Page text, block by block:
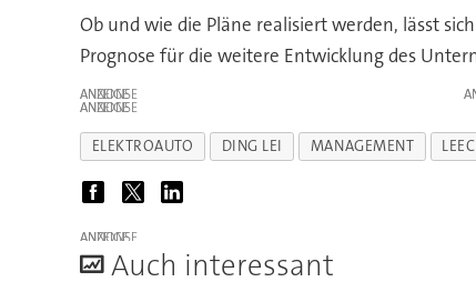
Ob und wie die Pläne realisiert werden, lässt
Prognose für die weitere Entwicklung des
ANZEIGE
ANZEIGE
ELEKTROAUTO DING LEI MANAGEMENT
ANZEIGE
Auch interessant